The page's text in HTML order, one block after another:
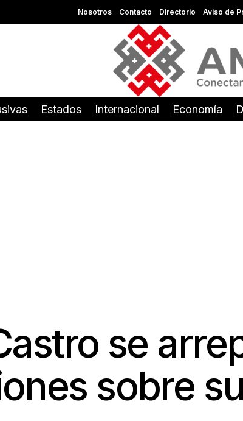
Nosotros Contacto Directorio Aviso de
Estados Internacional Economía
se
sobre